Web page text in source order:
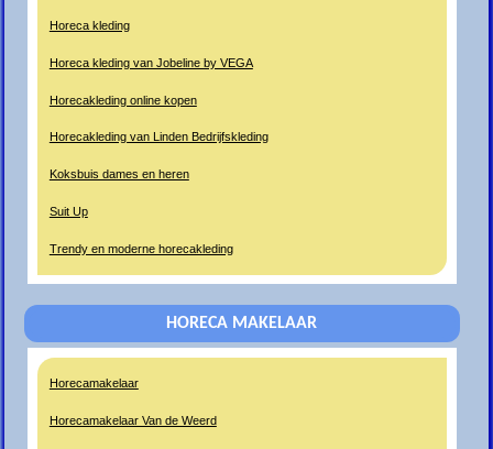
Horeca kleding
Horeca kleding van Jobeline by VEGA
Horecakleding online kopen
Horecakleding van Linden Bedrijfskleding
Koksbuis dames en heren
Suit Up
Trendy en moderne horecakleding
HORECA MAKELAAR
Horecamakelaar
Horecamakelaar Van de Weerd